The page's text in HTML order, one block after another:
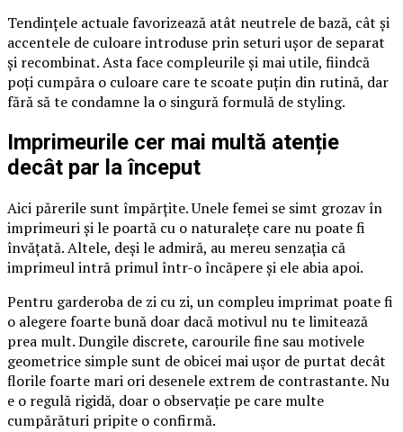
Tendințele actuale favorizează atât neutrele de bază, cât și
accentele de culoare introduse prin seturi ușor de separat
și recombinat. Asta face compleurile și mai utile, fiindcă
poți cumpăra o culoare care te scoate puțin din rutină, dar
fără să te condamne la o singură formulă de styling.
Imprimeurile cer mai multă atenție
decât par la început
Aici părerile sunt împărțite. Unele femei se simt grozav în
imprimeuri și le poartă cu o naturalețe care nu poate fi
învățată. Altele, deși le admiră, au mereu senzația că
imprimeul intră primul într-o încăpere și ele abia apoi.
Pentru garderoba de zi cu zi, un compleu imprimat poate fi
o alegere foarte bună doar dacă motivul nu te limitează
prea mult. Dungile discrete, carourile fine sau motivele
geometrice simple sunt de obicei mai ușor de purtat decât
florile foarte mari ori desenele extrem de contrastante. Nu
e o regulă rigidă, doar o observație pe care multe
cumpărături pripite o confirmă.